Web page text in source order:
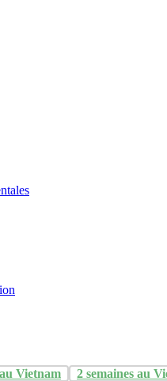
Vietnam 2 semaines au